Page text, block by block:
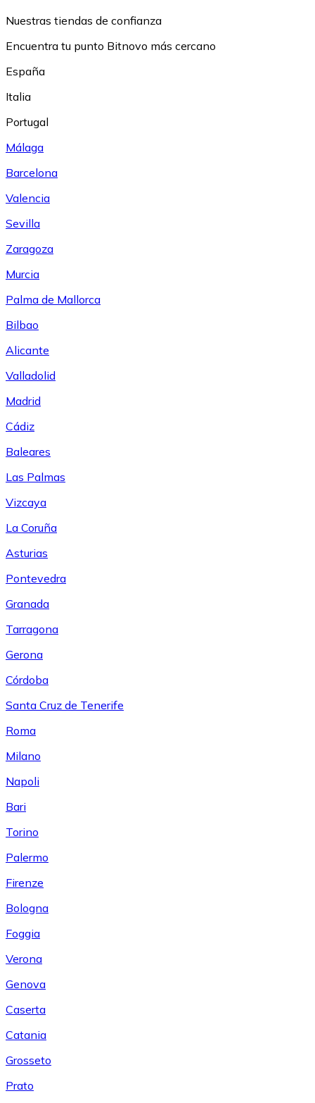
Nuestras tiendas de confianza
Encuentra tu punto Bitnovo más cercano
España
Italia
Portugal
Málaga
Barcelona
Valencia
Sevilla
Zaragoza
Murcia
Palma de Mallorca
Bilbao
Alicante
Valladolid
Madrid
Cádiz
Baleares
Las Palmas
Vizcaya
La Coruña
Asturias
Pontevedra
Granada
Tarragona
Gerona
Córdoba
Santa Cruz de Tenerife
Roma
Milano
Napoli
Bari
Torino
Palermo
Firenze
Bologna
Foggia
Verona
Genova
Caserta
Catania
Grosseto
Prato